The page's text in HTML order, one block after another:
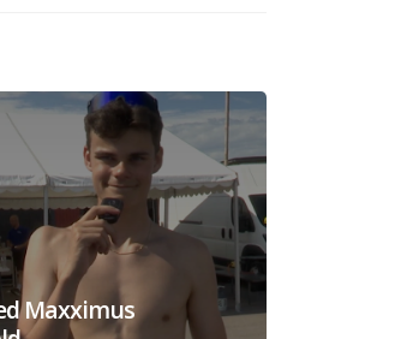
Maxximus